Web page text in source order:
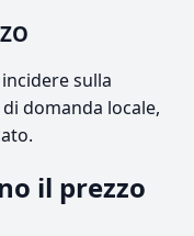
sulla
domanda locale,
il prezzo